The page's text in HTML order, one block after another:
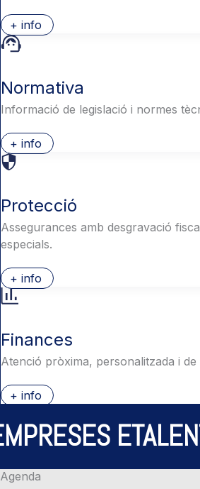
+ info
Normativa
Informació de legislació i normes
+ info
Protecció
Assegurances amb desgravació
especials.
+ info
Finances
Atenció pròxima, personalitzada i de
+ info
ETALENT:
Agenda